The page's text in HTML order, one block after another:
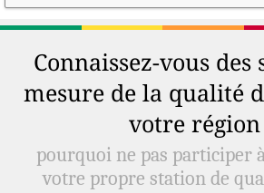
Connaissez-vous des
mesure de la qualité
votre région
pourquoi ne pas participer
votre propre station de